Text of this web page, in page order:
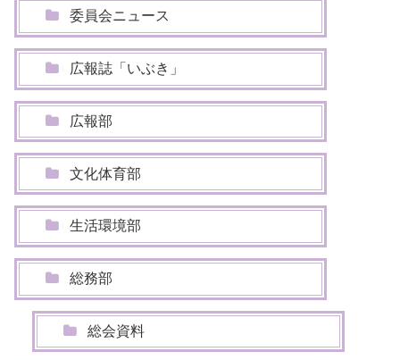
委員会ニュース
広報誌「いぶき」
広報部
文化体育部
生活環境部
総務部
総会資料